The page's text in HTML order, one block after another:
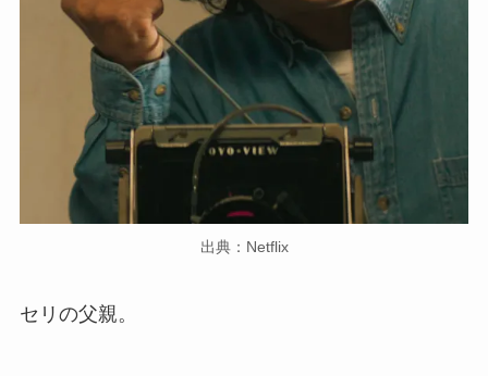
出典：Netflix
セリの父親。